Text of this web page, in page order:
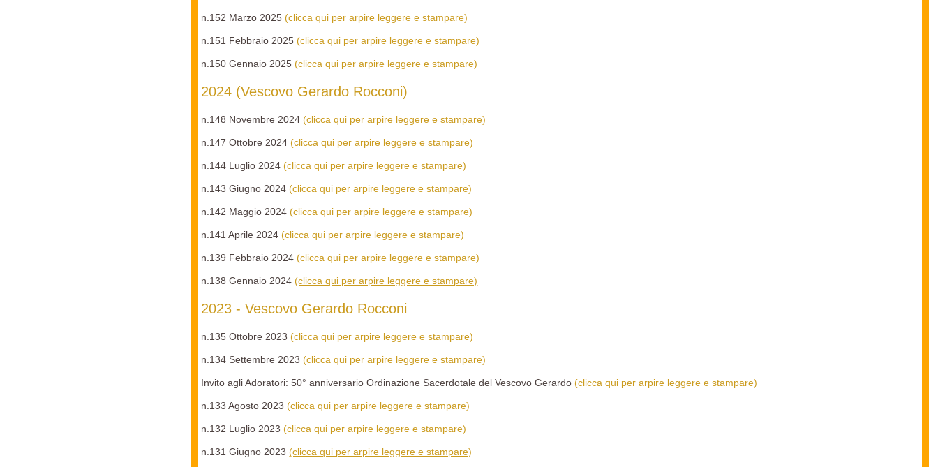
n.152 Marzo 2025(clicca qui per arpire leggere e stampare)
n.151 Febbraio 2025(clicca qui per arpire leggere e stampare)
n.150 Gennaio 2025(clicca qui per arpire leggere e stampare)
2024 (Vescovo Gerardo Rocconi)
n.148 Novembre 2024(clicca qui per arpire leggere e stampare)
n.147 Ottobre 2024(clicca qui per arpire leggere e stampare)
n.144 Luglio 2024(clicca qui per arpire leggere e stampare)
n.143 Giugno 2024(clicca qui per arpire leggere e stampare)
n.142 Maggio 2024(clicca qui per arpire leggere e stampare)
n.141 Aprile 2024(clicca qui per arpire leggere e stampare)
n.139 Febbraio 2024(clicca qui per arpire leggere e stampare)
n.138 Gennaio 2024(clicca qui per arpire leggere e stampare)
2023 - Vescovo Gerardo Rocconi
n.135 Ottobre 2023(clicca qui per arpire leggere e stampare)
n.134 Settembre 2023(clicca qui per arpire leggere e stampare)
Invito agli Adoratori: 50° anniversario Ordinazione Sacerdotale del Vescovo Gerardo(clicca qui per arpire leggere e stampare)
n.133 Agosto 2023(clicca qui per arpire leggere e stampare)
n.132 Luglio 2023(clicca qui per arpire leggere e stampare)
n.131 Giugno 2023(clicca qui per arpire leggere e stampare)